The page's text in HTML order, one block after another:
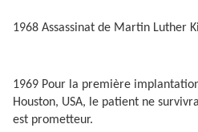
1968 Assassinat de Martin Luther
1969 Pour la première
Houston, USA, le patient ne
est prometteur.